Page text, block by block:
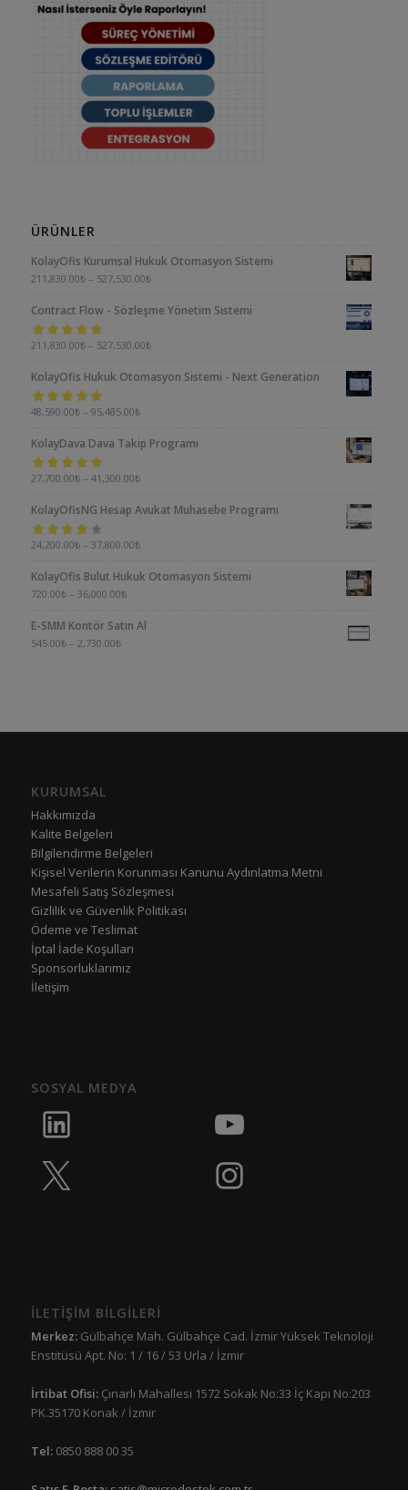
ÜRÜNLER
KolayOfis Kurumsal Hukuk Otomasyon Sistemi
211,830.00₺ – 527,530.00₺
Contract Flow - Sözleşme Yönetim Sistemi
5 üzerinden
211,830.00₺ – 527,530.00₺
KolayOfis Hukuk Otomasyon Sistemi - Next Generation
5 üzerinden
48,590.00₺ – 95,485.00₺
KolayDava Dava Takip Programı
5 üzerinden
27,700.00₺ – 41,300.00₺
KolayOfisNG Hesap Avukat Muhasebe Programı
5
4.00oy aldı
24,200.00₺ – 37,800.00₺
KolayOfis Bulut Hukuk Otomasyon Sistemi
720.00₺ – 36,000.00₺
E-SMM Kontör Satın Al
545.00₺ – 2,730.00₺
KURUMSAL
Hakkımızda
Kalite Belgeleri
Bilgilendirme Belgeleri
Kişisel Verilerin Korunması Kanunu Aydınlatma Metni
Mesafeli Satış Sözleşmesi
Gizlilik ve Güvenlik Politikası
Ödeme ve Teslimat
İptal İade Koşulları
Sponsorluklarımız
İletişim
SOSYAL MEDYA
İLETİŞİM BİLGİLERİ
Merkez:Gülbahçe Mah. Gülbahçe Cad. İzmir Yüksek Teknoloji
Enstitüsü Apt. No: 1 / 16 / 53 Urla / İzmir
İrtibat Ofisi: Çınarlı Mahallesi 1572 Sokak No:33 İç Kapı No:203
PK.35170 Konak / İzmir
Tel:0850 888 00 35